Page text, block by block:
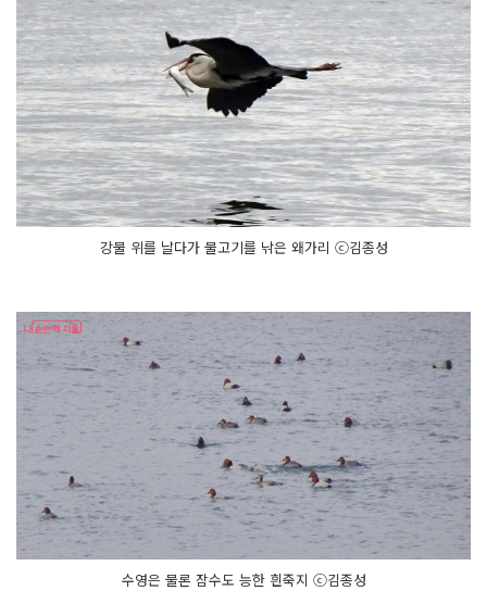
강물 위를 날다가 물고기를 낚은 왜가리 ⓒ김종성
수영은 물론 잠수도 능한 흰죽지 ⓒ김종성